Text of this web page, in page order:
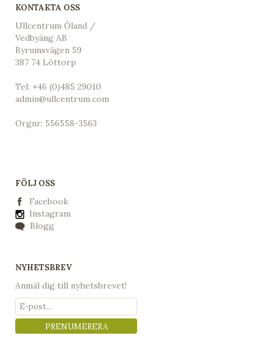
KONTAKTA OSS
Ullcentrum Öland /
Vedbyäng AB
Byrumsvägen 59
387 74 Löttorp
Tel: +46 (0)485 29010
admin@ullcentrum.com
Orgnr: 556558-3563
FÖLJ OSS
Facebook
Instagram
Blogg
NYHETSBREV
Anmäl dig till nyhetsbrevet!
PRENUMERERA